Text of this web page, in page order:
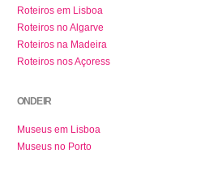
Roteiros em Lisboa
Roteiros no Algarve
Roteiros na Madeira
Roteiros nos Açoress
ONDE IR
Museus em Lisboa
Museus no Porto